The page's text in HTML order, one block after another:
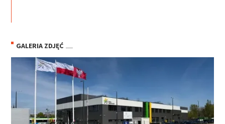
GALERIA ZDJĘĆ